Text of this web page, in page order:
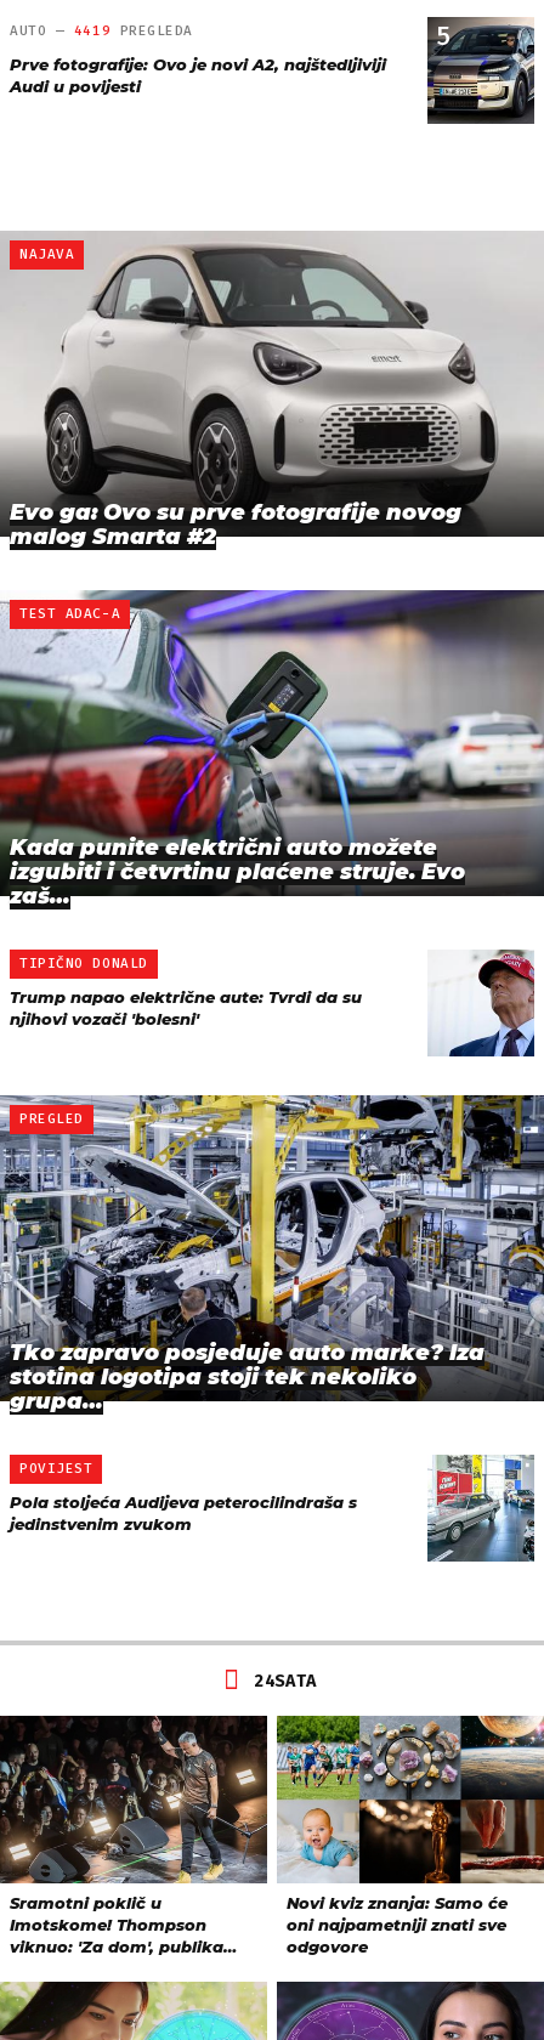
5
AUTO — 4419 PREGLEDA
Prve fotografije: Ovo je novi A2, najštedljiviji
Audi u povijesti
NAJAVA
Evo ga: Ovo su prve fotografije novog
malog Smarta #2
TEST ADAC-A
Kada punite električni auto možete
izgubiti i četvrtinu plaćene struje. Evo
zaš…
TIPIČNO DONALD
Trump napao električne aute: Tvrdi da su
njihovi vozači 'bolesni'
PREGLED
Tko zapravo posjeduje auto marke? Iza
stotina logotipa stoji tek nekoliko
grupa…
POVIJEST
Pola stoljeća Audijeva peterocilindraša s
jedinstvenim zvukom